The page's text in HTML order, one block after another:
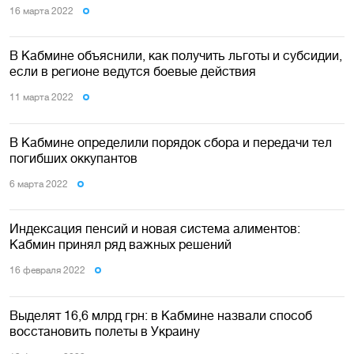
16 марта 2022
В Кабмине объяснили, как получить льготы и субсидии,
если в регионе ведутся боевые действия
11 марта 2022
В Кабмине определили порядок сбора и передачи тел
погибших оккупантов
6 марта 2022
Индексация пенсий и новая система алиментов:
Кабмин принял ряд важных решений
16 февраля 2022
Выделят 16,6 млрд грн: в Кабмине назвали способ
восстановить полеты в Украину